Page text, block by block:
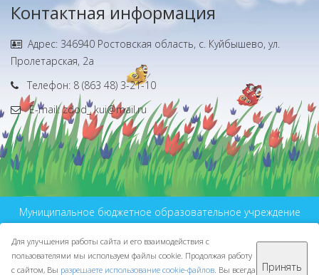
Контактная информация
Адрес: 346940 Ростовская область, с. Куйбышево, ул.
Пролетарская, 2а
Телефон: 8 (863 48) 3-21-10
E-mail: zdod_ kui@mail.ru
Муниципальное бюджетное образовательное учреждение
МБУ ДО ЦДО © 2016-2026
Сделано с ❤ вООО "Проводник"
Для улучшения работы сайта и его взаимодействия с
пользователями мы используем файлы cookie. Продолжая работу
с сайтом, Вы разрешаете использование cookie-файлов. Вы всегда Принять